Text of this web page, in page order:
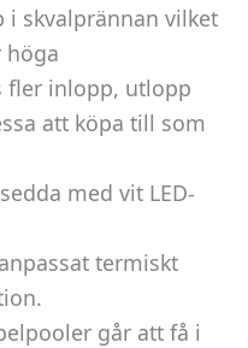
i skvalprännan vilket
höga
fler inlopp, utlopp
att köpa till som
med vit LED-
termiskt
går att få i